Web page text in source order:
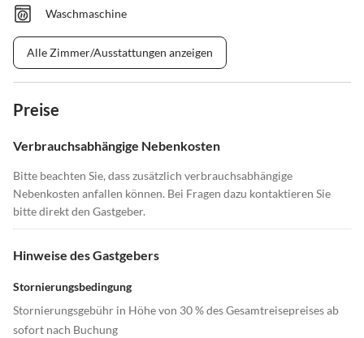
Waschmaschine
Alle Zimmer/Ausstattungen anzeigen
Preise
Verbrauchsabhängige Nebenkosten
Bitte beachten Sie, dass zusätzlich verbrauchsabhängige
Nebenkosten anfallen können. Bei Fragen dazu kontaktieren Sie
bitte direkt den Gastgeber.
Hinweise des Gastgebers
Stornierungsbedingung
Stornierungsgebühr in Höhe von 30 % des Gesamtreisepreises ab
sofort nach Buchung